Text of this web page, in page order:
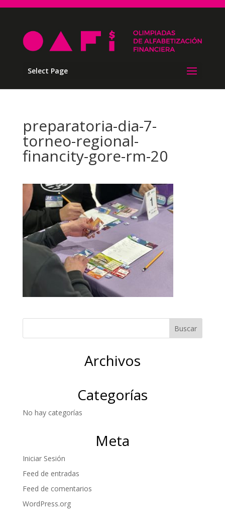
Select Page
preparatoria-dia-7-
torneo-regional-
financity-gore-rm-20
Archivos
Categorías
No hay categorías
Meta
Iniciar Sesión
Feed de entradas
Feed de comentarios
WordPress.org